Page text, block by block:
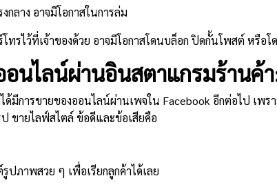
กลาง อาจมีโอกาสในการล่ม
โทรไว้ที่เจ้าของด้วย อาจมีโอกาสโดนบล็อก ปิดกั้นโพสต์ หรือ
อนไลน์ผ่านอินสตาแกรมร้านค้
มีการขายของออนไลน์ผ่านเพจใน Facebook อีกต่อไป เพ
ขายไลฟ์สไตล์ ข้อดีและข้อเสียคือ
ปภาพสวย ๆ เพื่อเรียกลูกค้าได้เลย